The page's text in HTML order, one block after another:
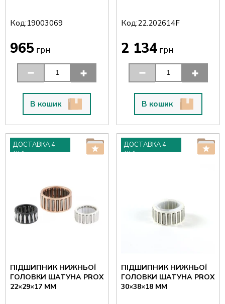
Код:19003069
965 грн
В кошик
Код:22.202614F
2 134 грн
В кошик
ДОСТАВКА 4
ДНІ
ПІДШИПНИК НИЖНЬОЇ
ГОЛОВКИ ШАТУНА PROX
22×29×17 ММ
ДОСТАВКА 4
ДНІ
ПІДШИПНИК НИЖНЬОЇ
ГОЛОВКИ ШАТУНА PROX
30×38×18 ММ